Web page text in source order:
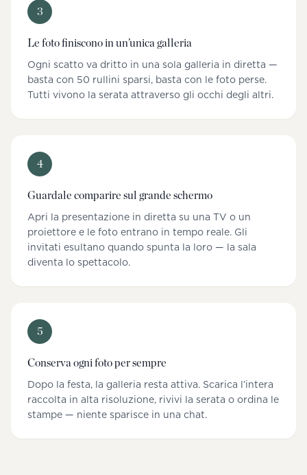
3
Le foto finiscono in un’unica galleria
Ogni scatto va dritto in una sola galleria in diretta —
basta con 50 rullini sparsi, basta con le foto perse.
Tutti vivono la serata attraverso gli occhi degli altri.
4
Guardale comparire sul grande schermo
Apri la presentazione in diretta su una TV o un
proiettore e le foto entrano in tempo reale. Gli
invitati esultano quando spunta la loro — la sala
diventa lo spettacolo.
5
Conserva ogni foto per sempre
Dopo la festa, la galleria resta attiva. Scarica l’intera
raccolta in alta risoluzione, rivivi la serata o ordina le
stampe — niente sparisce in una chat.